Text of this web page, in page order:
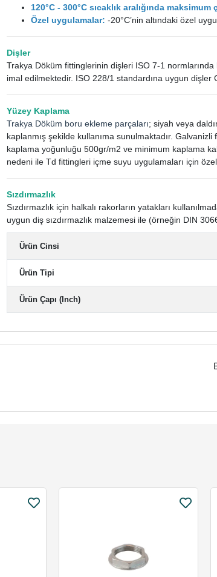
120°C - 300°C sıcaklık aralığında maksimum
Özel uygulamalar:-20°C’nin altındaki özel
Dişler
Trakya Döküm fittinglerinin dişleri ISO 7-1
imal edilmektedir. ISO 228/1 standardına uygun dişler
Yüzey Kaplama
Trakya Döküm boru ekleme parçaları; siyah veya
kaplanmış şekilde kullanıma sunulmaktadır.
kaplama yoğunluğu 500gr/m2 ve minimum kaplama
nedeni ile Td fittingleri içme suyu uygulamaları için
Sızdırmazlık
Sızdırmazlık için halkalı rakorların yatakları
uygun diş sızdırmazlık malzemesi ile (örneğin DIN
Ürün Cinsi
Ürün Tipi
Ürün Çapı (Inch)